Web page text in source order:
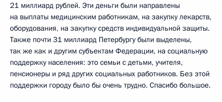
21 миллиард рублей. Эти деньги были направлены
на выплаты медицинским работникам, на закупку лекарств,
оборудования, на закупку средств индивидуальной защиты.
Также почти 31 миллиард Петербургу были выделены,
так же как и другим субъектам Федерации, на социальную
поддержку населения: это семьи с детьми, учителя,
пенсионеры и ряд других социальных работников. Без этой
поддержки городу было бы очень трудно. Спасибо большое.